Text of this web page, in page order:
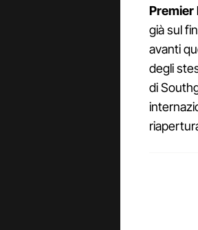
Premier
già sul
avanti
degli
di